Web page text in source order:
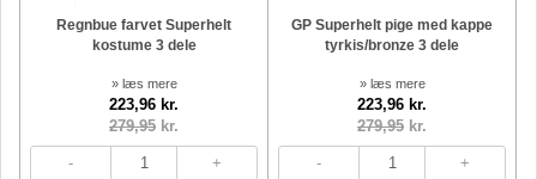
Regnbue farvet Superhelt
kostume 3 dele
» læs mere
223,96 kr.
279,95 kr.
GP Superhelt pige med kappe
tyrkis/bronze 3 dele
» læs mere
223,96 kr.
279,95 kr.